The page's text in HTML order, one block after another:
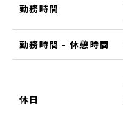
勤務時間
勤務時間 - 休憩時間
休日